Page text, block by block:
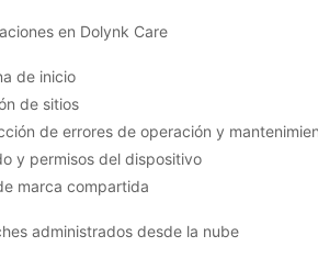
en Dolynk Care
de inicio
de sitios
de errores de operación y
y permisos del dispositivo
marca compartida
administrados desde la nube